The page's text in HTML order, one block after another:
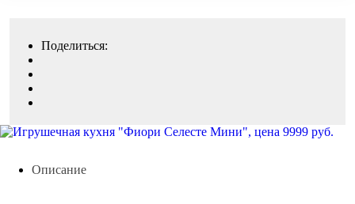
Поделиться:
Описание